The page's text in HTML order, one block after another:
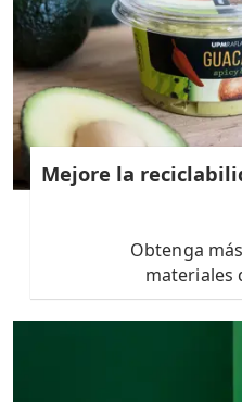
Mejore la
Obtenga
materiales